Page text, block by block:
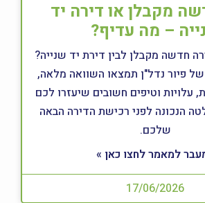
מקבלן או דירה יד
– מה עדיף?
חדשה מקבלן לבין דירת יד שנייה?
פיור נדל"ן תמצאו השוואה מלאה,
עלויות וטיפים חשובים שיעזרו לכם
הנכונה לפני רכישת הדירה הבאה
שלכם.
למאמר לחצו כאן »
17/06/2026